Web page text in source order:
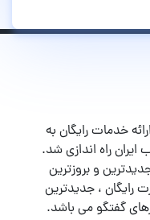
سال ۱۳۸۶ با هدف ارائه خدمات رایگان به
راه اندازی شد.
و بروزترین
رایگان ، جدیدترین
گفتگو می باشد.